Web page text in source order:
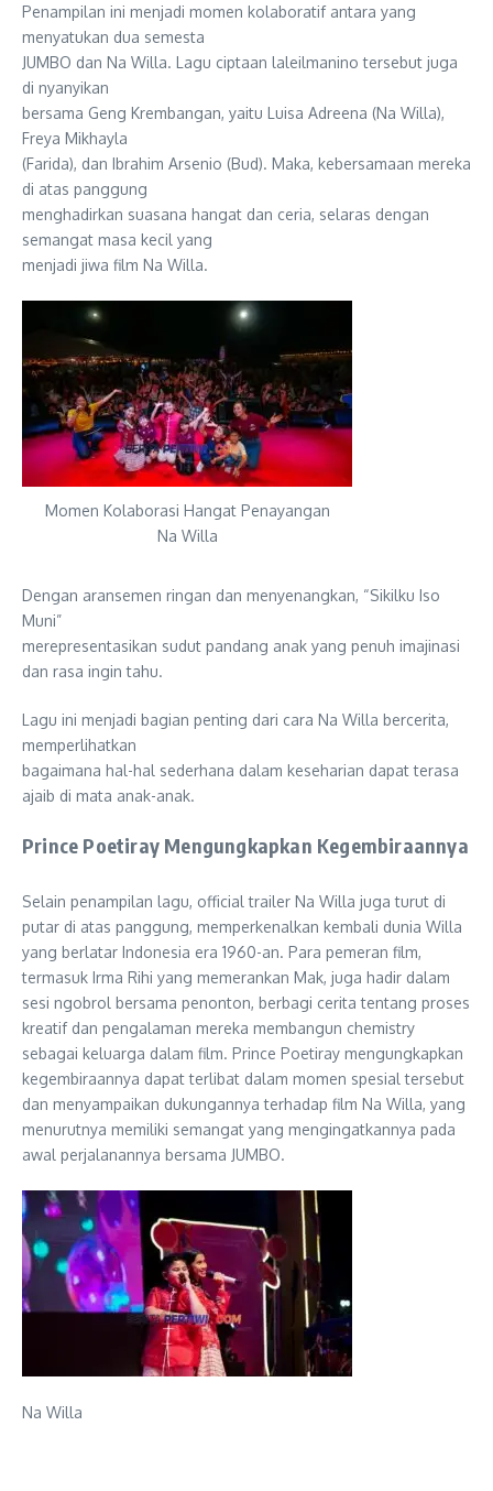
Penampilan ini menjadi momen kolaboratif antara yang
menyatukan dua semesta
JUMBO dan Na Willa. Lagu ciptaan laleilmanino tersebut juga
di nyanyikan
bersama Geng Krembangan, yaitu Luisa Adreena (Na Willa),
Freya Mikhayla
(Farida), dan Ibrahim Arsenio (Bud). Maka, kebersamaan mereka
di atas panggung
menghadirkan suasana hangat dan ceria, selaras dengan
semangat masa kecil yang
menjadi jiwa film Na Willa.
Momen Kolaborasi Hangat Penayangan
Na Willa
Dengan aransemen ringan dan menyenangkan, “Sikilku Iso
Muni”
merepresentasikan sudut pandang anak yang penuh imajinasi
dan rasa ingin tahu.
Lagu ini menjadi bagian penting dari cara Na Willa bercerita,
memperlihatkan
bagaimana hal-hal sederhana dalam keseharian dapat terasa
ajaib di mata anak-anak.
Prince Poetiray Mengungkapkan Kegembiraannya
Selain penampilan lagu, official trailer Na Willa juga turut di
putar di atas panggung, memperkenalkan kembali dunia Willa
yang berlatar Indonesia era 1960-an. Para pemeran film,
termasuk Irma Rihi yang memerankan Mak, juga hadir dalam
sesi ngobrol bersama penonton, berbagi cerita tentang proses
kreatif dan pengalaman mereka membangun chemistry
sebagai keluarga dalam film. Prince Poetiray mengungkapkan
kegembiraannya dapat terlibat dalam momen spesial tersebut
dan menyampaikan dukungannya terhadap film Na Willa, yang
menurutnya memiliki semangat yang mengingatkannya pada
awal perjalanannya bersama JUMBO.
Na Willa